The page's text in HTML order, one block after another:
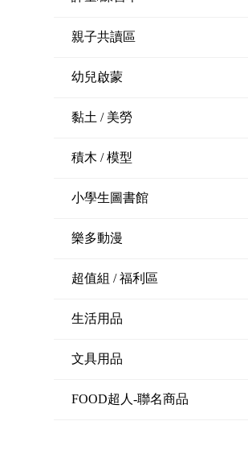
親子共讀區
幼兒啟蒙
黏土 / 美勞
積木 / 模型
小學生圖書館
樂多動漫
超值組 / 福利區
生活用品
文具用品
FOOD超人-聯名商品